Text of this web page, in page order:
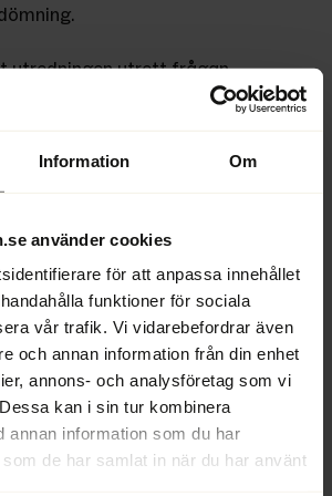
Information Om
använder cookies
för att anpassa innehållet
funktioner för sociala
vår trafik. Vi vidarebefordrar även
och annan information från din enhet
annons- och analysföretag som vi
kan i sin tur kombinera
annan information som du har
de har samlat in när du har använt
utredningen utrett frågan
alls vilket också
Till det förekommer även
(EBM) satt
utredningen och är,
till utredningens
höjda gränsvärden. De
inte haft
av vare sig förslagen
gällande just